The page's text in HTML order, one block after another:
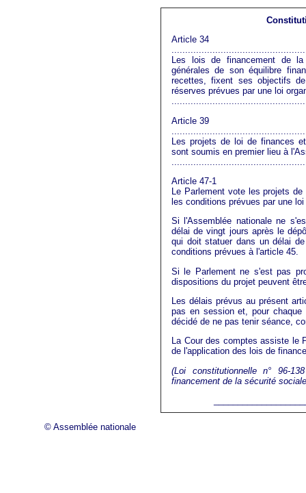
Article 34
Les lois de financement de
générales de son équilibre
recettes, fixent ses objectifs
réserves prévues par une loi
Article 39
Les projets de loi de finances
sont soumis en premier lieu à
Article 47-1
Le Parlement vote les projets
les conditions prévues par une
Si l'Assemblée nationale ne
délai de vingt jours après le
qui doit statuer dans un délai
conditions prévues à l'article 45.
Si le Parlement ne s'est pas
dispositions du projet peuvent
Les délais prévus au présent
pas en session et, pour
décidé de ne pas tenir séance,
La Cour des comptes assiste le
de l'application des lois de
(Loi constitutionnelle n° 96-
financement de la sécurité
© Assemblée nationale